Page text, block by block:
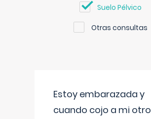
Suelo Pélvico
Otras consultas
Estoy embarazada y
cuando cojo a mi otro